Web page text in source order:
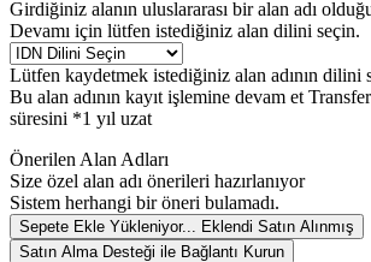
Girdiğiniz alanın uluslararası bir alan adı
Devamı için lütfen istediğiniz alan dilini seçin.
Lütfen kaydetmek istediğiniz alan adının dilini
Bu alan adının kayıt işlemine devam et
süresini *1 yıl uzat
Önerilen Alan Adları
Size özel alan adı önerileri hazırlanıyor
Sistem herhangi bir öneri bulamadı.
Sepete Ekle Yükleniyor... Eklendi Satın Alınmış
Satın Alma Desteği ile Bağlantı Kurun